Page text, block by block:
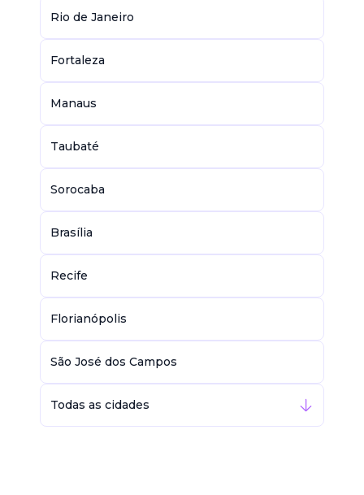
Rio de Janeiro
Fortaleza
Manaus
Taubaté
Sorocaba
Brasília
Recife
Florianópolis
São José dos Campos
Todas as cidades